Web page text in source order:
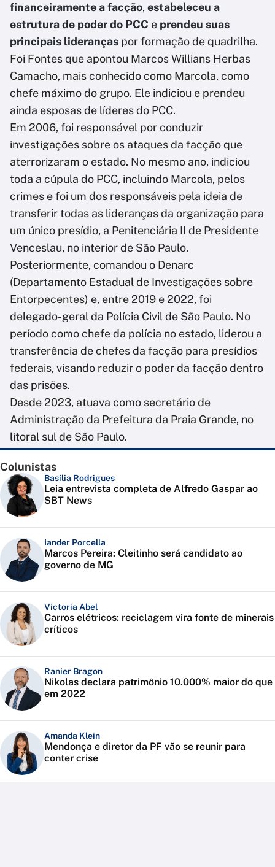
financeiramente a facção, estabeleceu a
estrutura de poder do PCC e prendeu suas
principais lideranças por formação de quadrilha.
Foi Fontes que apontou Marcos Willians Herbas
Camacho, mais conhecido como Marcola, como
chefe máximo do grupo. Ele indiciou e prendeu
ainda esposas de líderes do PCC.
Em 2006, foi responsável por conduzir
investigações sobre os ataques da facção que
aterrorizaram o estado. No mesmo ano, indiciou
toda a cúpula do PCC, incluindo Marcola, pelos
crimes e foi um dos responsáveis pela ideia de
transferir todas as lideranças da organização para
um único presídio, a Penitenciária II de Presidente
Venceslau, no interior de São Paulo.
Posteriormente, comandou o Denarc
(Departamento Estadual de Investigações sobre
Entorpecentes) e, entre 2019 e 2022, foi
delegado-geral da Polícia Civil de São Paulo. No
período como chefe da polícia no estado, liderou a
transferência de chefes da facção para presídios
federais, visando reduzir o poder da facção dentro
das prisões.
Desde 2023, atuava como secretário de
Administração da Prefeitura da Praia Grande, no
litoral sul de São Paulo.
Colunistas
Basília Rodrigues
Leia entrevista completa de Alfredo Gaspar ao
SBT News
Iander Porcella
Marcos Pereira: Cleitinho será candidato ao
governo de MG
Victoria Abel
Carros elétricos: reciclagem vira fonte de minerais
críticos
Ranier Bragon
Nikolas declara patrimônio 10.000% maior do que
em 2022
Amanda Klein
Mendonça e diretor da PF vão se reunir para
conter crise